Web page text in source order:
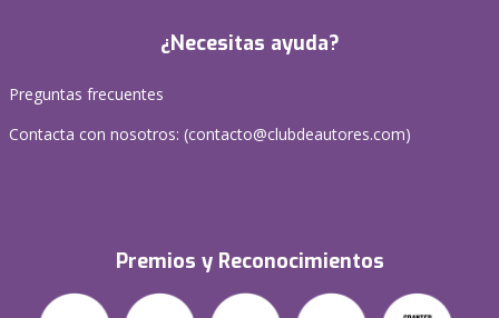
¿Necesitas ayuda?
Preguntas frecuentes
Contacta con nosotros: (contacto@clubdeautores.com)
Premios y Reconocimientos